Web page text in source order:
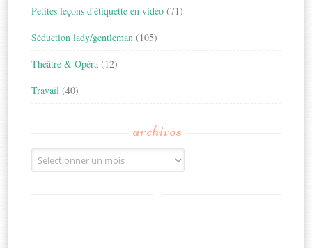
Petites leçons d'étiquette en vidéo (71)
Séduction lady/gentleman (105)
Théâtre & Opéra (12)
Travail (40)
archives
Archives